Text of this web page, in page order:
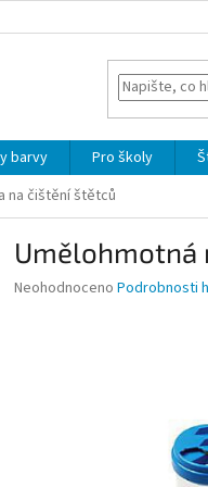
barvy Pro školy
na čištění štětců
Umělohmotná
Průměrné
Neohodnoceno Podrobnosti